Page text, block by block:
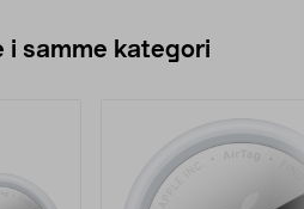
i samme kategori